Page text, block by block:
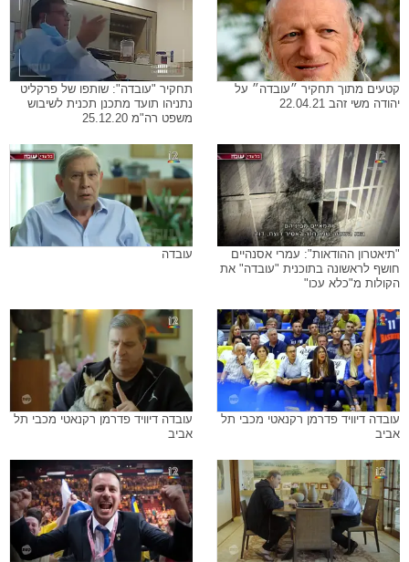
קטעים מתוך תחקיר ״עובדה״ על
יהודה משי זהב 22.04.21
תחקיר "עובדה": שותפו של פרקליט
נתניהו תועד מתכנן תכנית לשיבוש
משפט רה"מ 25.12.20
"תיאטרון ההודאות": עמרי אסנהיים
חושף לראשונה בתוכנית "עובדה" את
הקולות מ"כלא עכו"
עובדה
עובדה דיוויד פדרמן רקנאטי מכבי תל
אביב
עובדה דיוויד פדרמן רקנאטי מכבי תל
אביב